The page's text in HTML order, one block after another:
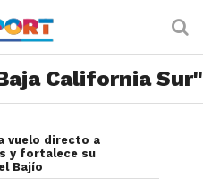
California Sur"
vuelo directo a
y fortalece su
Bajío